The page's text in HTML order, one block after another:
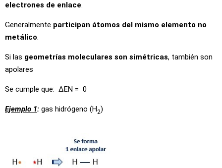
electrones de enlace.
Generalmente participan átomos del mismo elemento no
metálico.
Si las geometrías moleculares son simétricas, también son
apolares
Se cumple que: ∆EN = 0
Ejemplo 1: gas hidrógeno (H2)